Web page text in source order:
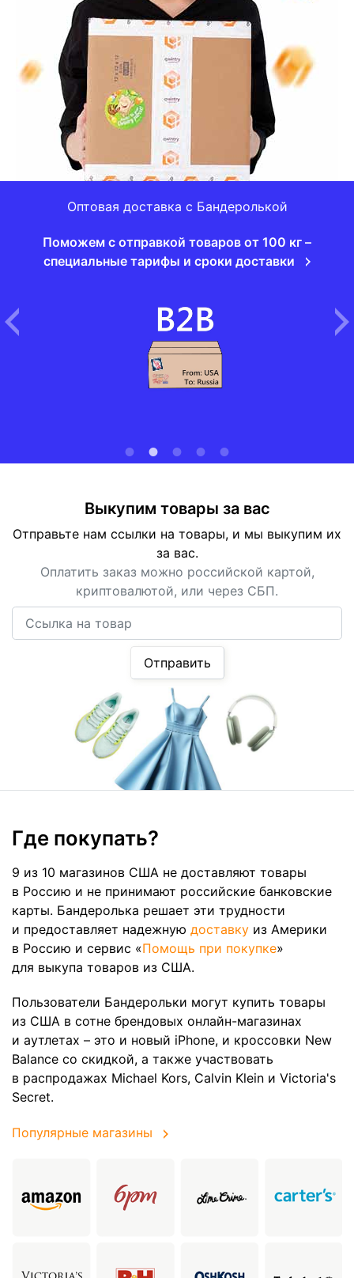
Оптовая доставка с Бандеролькой
Поможем с отправкой товаров от 100 кг –
специальные тарифы и сроки доставки
Выкупим товары за вас
Отправьте нам ссылки на товары, и мы выкупим их
за вас.
Оплатить заказ можно российской картой,
криптовалютой, или через СБП.
Отправить
Где покупать?
9 из 10 магазинов США не доставляют товары
в Россию и не принимают российские банковские
карты. Бандеролька решает эти трудности
и предоставляет надежную доставку из Америки
в Россию и сервис «Помощь при покупке»
для выкупа товаров из США.
Пользователи Бандерольки могут купить товары
из США в сотне брендовых онлайн-магазинах
и аутлетах – это и новый iPhone, и кроссовки New
Balance со скидкой, а также участвовать
в распродажах Michael Kors, Calvin Klein и Victoria's
Secret.
Популярные магазины